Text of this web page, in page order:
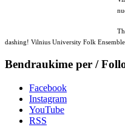
dashing! Vilnius University Folk
Bendraukime per /
Facebook
Instagram
YouTube
RSS